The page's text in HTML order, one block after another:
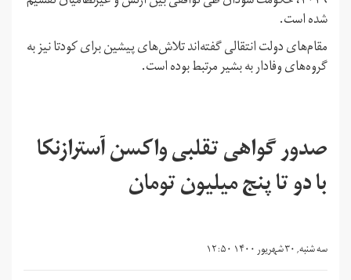
شده است.
مقام‌های دولت انتقالی گفته‌اند تلاش‌های پیشین برای کودتا نیز به
گروه‌های وفادار به بشیر مرتبط بوده‌ است.
صدور گواهی تقلبی واکسن آسترازنکا
با دو تا پنج میلیون تومان
سه شنبه, ۳۰ شهریور ۱۴۰۰ ۱۲:۵۰